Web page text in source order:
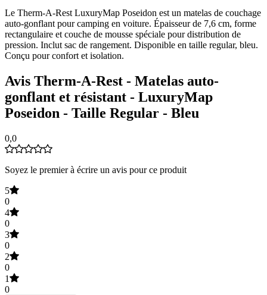
Le Therm-A-Rest LuxuryMap Poseidon est un matelas de couchage
auto-gonflant pour camping en voiture. Épaisseur de 7,6 cm, forme
rectangulaire et couche de mousse spéciale pour distribution de
pression. Inclut sac de rangement. Disponible en taille regular, bleu.
Conçu pour confort et isolation.
Avis Therm-A-Rest - Matelas auto-
gonflant et résistant - LuxuryMap
Poseidon - Taille Regular - Bleu
0,0
Soyez le premier à écrire un avis pour ce produit
5
0
4
0
3
0
2
0
1
0